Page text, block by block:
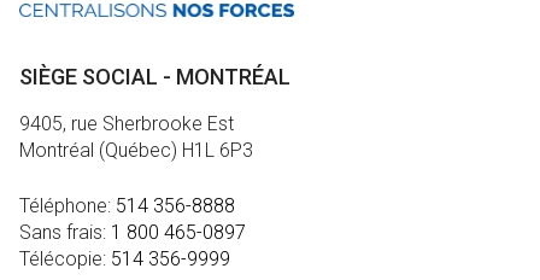
SIÈGE SOCIAL - MONTRÉAL
9405, rue Sherbrooke Est
Montréal (Québec) H1L 6P3
Téléphone: 514 356-8888
Sans frais: 1 800 465-0897
Télécopie: 514 356-9999